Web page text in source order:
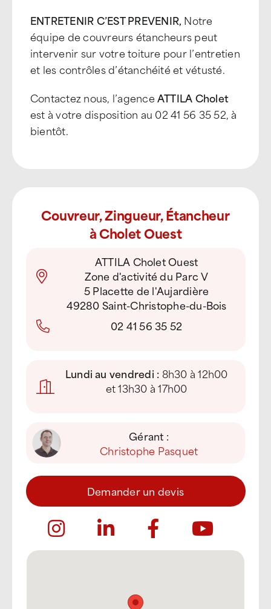
ENTRETENIR C’EST PREVENIR, Notre
équipe de couvreurs étancheurs peut
intervenir sur votre toiture pour l’entretien
et les contrôles d’étanchéité et vétusté.
Contactez nous, l’agenceATTILA Cholet
est à votre disposition au 02 41 56 35 52, à
bientôt.
Couvreur, Zingueur, Étancheur
à Cholet Ouest
ATTILA Cholet Ouest
Zone d'activité du Parc V
5 Placette de l'Aujardière
49280 Saint-Christophe-du-Bois
02 41 56 35 52
Lundi au vendredi : 8h30 à 12h00
et 13h30 à 17h00
Gérant :
Christophe Pasquet
Demander un devis